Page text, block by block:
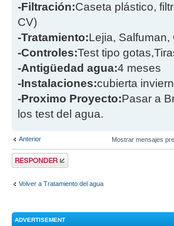
-Filtración:Caseta plástico,
CV)
-Tratamiento:Lejia,
-Controles:Test tipo
-Antigüedad agua:4 meses
-Instalaciones:cubierta
-Proximo Proyecto:Pasar a
los test del agua.
Anterior Mostrar mensajes
Publicar una
respuesta
Volver a Tratamiento del agua
ADVERTISEMENT